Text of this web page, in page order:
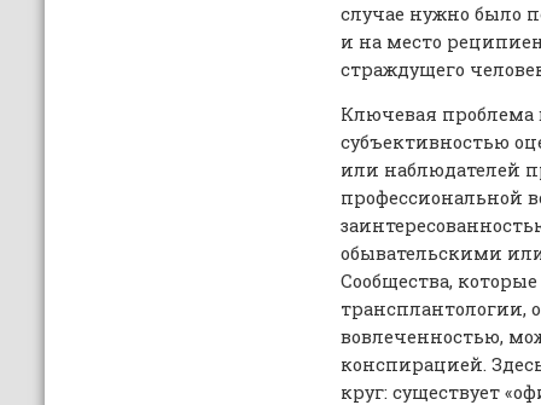
случае нужно было
и на место
страждущего
Ключевая проблема
субъективностью
или наблюдателей
профессиональной
обывательскими
Сообщества,
трансплантологии,
вовлеченностью,
конспирацией.
круг: существует